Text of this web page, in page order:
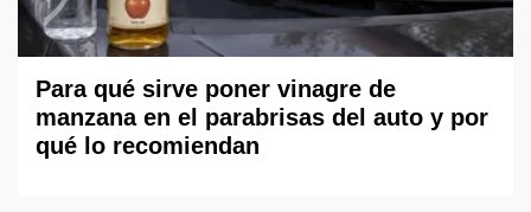
Para qué sirve poner vinagre de
manzana en el parabrisas del auto y por
qué lo recomiendan